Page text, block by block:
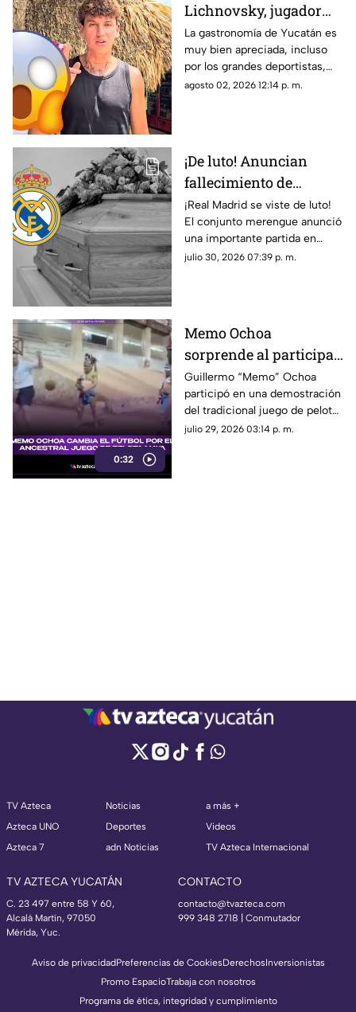
Lichnovsky, jugador
del Club América,
comiendo POC CHUC en
Yucatán; ¿en dónde
está?
La gastronomía de Yucatán es
muy bien apreciada, incluso
por los grandes deportistas,
Igor Lichnovsky, jugador del
agosto 02, 2026 12:14 p. m.
¡De luto! Anuncian
fallecimiento de
jugador del Real
Madrid tras cirugía de
cabeza; ¿Quién era?
¡Real Madrid se viste de luto!
El conjunto merengue anunció
una importante partida en
redes sociales. Conoce los
julio 30, 2026 07:39 p. m.
0:32
Memo Ochoa
sorprende al participar
en el ancestral JUEGO
DE PELOTA MAYA en la
Península de Yucatán
Guillermo “Memo” Ochoa
participó en una demostración
del tradicional juego de pelota
maya, Pok-ta-pok.
julio 29, 2026 03:14 p. m.
TV Azteca
Azteca UNO
Azteca 7
Noticias
Deportes
adn Noticias
a más +
Videos
TV Azteca Internacional
TV AZTECA YUCATÁN
C. 23 497 entre 58 Y 60,
Alcalá Martín, 97050
Mérida, Yuc.
CONTACTO
contacto@tvazteca.com
999 348 2718 | Conmutador
Aviso de privacidadPreferencias de CookiesDerechosInversionistas
Promo EspacioTrabaja con nosotros
Programa de ética, integridad y cumplimiento